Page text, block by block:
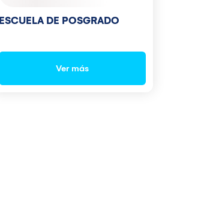
ESCUELA DE POSGRADO
Ver más